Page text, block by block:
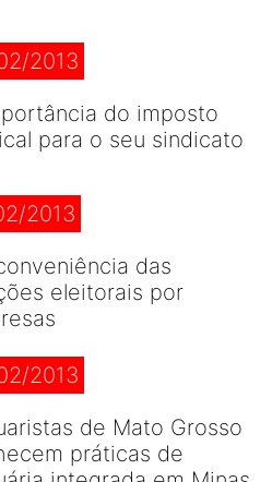
2013
do imposto
para o seu sindicato
2013
das
eleitorais por
2013
de Mato Grosso
práticas de